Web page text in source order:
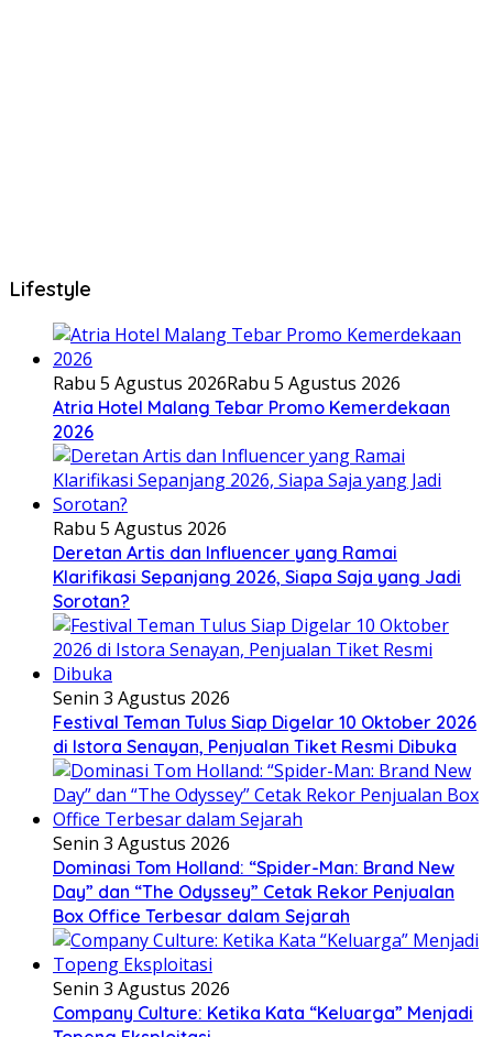
Lifestyle
Rabu 5 Agustus 2026Rabu 5 Agustus 2026
Atria Hotel Malang Tebar Promo Kemerdekaan
2026
Rabu 5 Agustus 2026
Deretan Artis dan Influencer yang Ramai
Klarifikasi Sepanjang 2026, Siapa Saja yang Jadi
Sorotan?
Senin 3 Agustus 2026
Festival Teman Tulus Siap Digelar 10 Oktober 2026
di Istora Senayan, Penjualan Tiket Resmi Dibuka
Senin 3 Agustus 2026
Dominasi Tom Holland: “Spider-Man: Brand New
Day” dan “The Odyssey” Cetak Rekor Penjualan
Box Office Terbesar dalam Sejarah
Senin 3 Agustus 2026
Company Culture: Ketika Kata “Keluarga” Menjadi